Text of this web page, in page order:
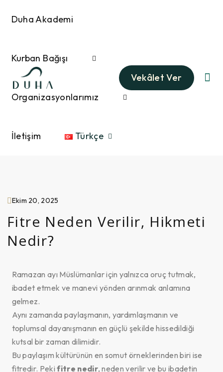
Duha Akademi
Kurban Bağışı
Organizasyonlarımız
İletişim Türkçe
Vekâlet Ver
Ekim 20, 2025
Fitre Neden Verilir, Hikmeti
Nedir?
Ramazan ayı Müslümanlar için yalnızca oruç tutmak,
ibadet etmek ve manevi yönden arınmak anlamına
gelmez.
Aynı zamanda paylaşmanın, yardımlaşmanın ve
toplumsal dayanışmanın en güçlü şekilde hissedildiği
kutsal bir zaman dilimidir.
Bu paylaşım kültürünün en somut örneklerinden biri ise
fitredir. Pekifitre nedir, neden verilir ve bu ibadetin